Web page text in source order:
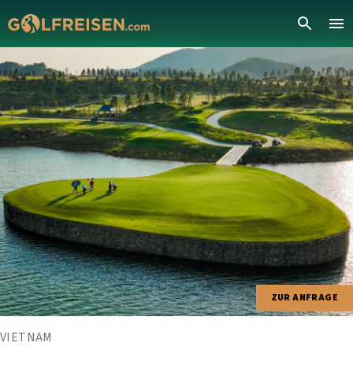
ZUR ANFRAGE
VIETNAM